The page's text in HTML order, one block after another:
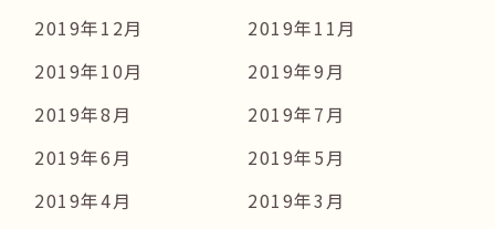
2019年12月
2019年11月
2019年10月
2019年9月
2019年8月
2019年7月
2019年6月
2019年5月
2019年4月
2019年3月